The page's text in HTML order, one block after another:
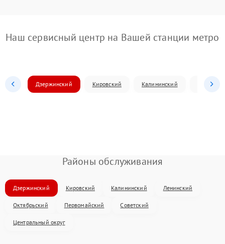
Наш сервисный центр на Вашей станции метро
Дзержинский Кировский Калининский
Районы обслуживания
Дзержинский Кировский Калининский Ленинский
Октябрьский Первомайский Советский
Центральный округ